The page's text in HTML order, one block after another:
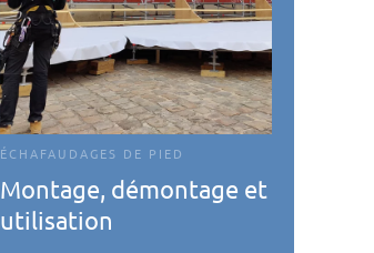
ÉCHAFAUDAGES DE PIED
Montage, démontage et
utilisation